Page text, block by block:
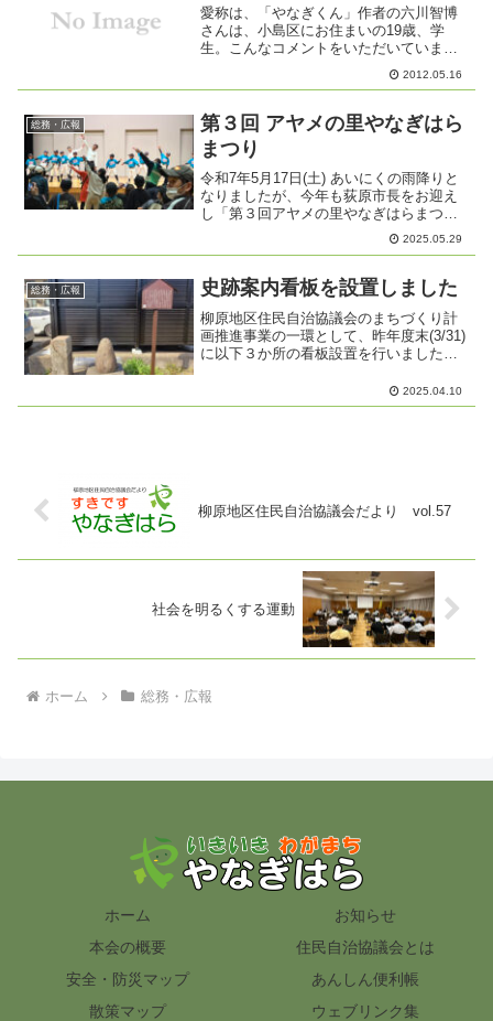
愛称は、「やなぎくん」作者の六川智博
さんは、小島区にお住まいの19歳、学
生。こんなコメントをいただいていま
す。「ひらがなの『や』をデザインして
います。長ぐつをはいて、元気に歩きだ
の自然を、みどり色で表現し...
2012.05.16
総務・広報
第３回 アヤメの里やなぎはら
まつり
令和7年5月17日(土) あいにくの雨降りと
なりましたが、今年も荻原市長をお迎え
し「第３回アヤメの里やなぎはらまつ
り」を開催しました。雨天にもかかわら
ず大勢の方が来場され参加人数は一般参
の参加...
2025.05.29
総務・広報 史跡案内看板を設置しました
柳原地区住民自治協議会のまちづくり計
画推進事業の一環として、昨年度末(3/31)
に以下３か所の看板設置を行いました。
像｣② 国道18号線沿い(太田屋 東側)にあ
る橋名石｢しろばし｣と上水内郡柳原村の
2025.04.10
柳原地区住民自治協議会だより vol.57
社会を明るくする運動
ホーム 総務・広報
ホーム
お知らせ
本会の概要
住民自治協議会とは
安全・防災マップ
あんしん便利帳
散策マップ
ウェブリンク集